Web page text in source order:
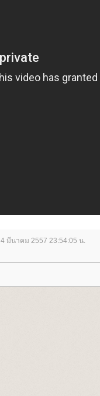
4 มีนาคม 2557 23:54:05 น.